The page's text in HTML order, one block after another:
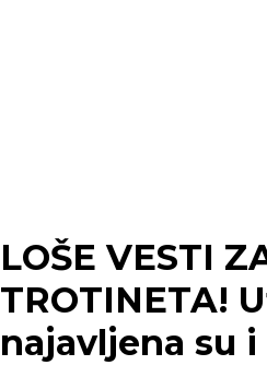
LOŠE VESTI
TROTINETA!
najavljena su